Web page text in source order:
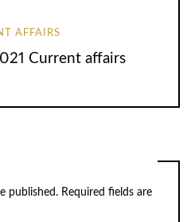
AFFAIRS
Current affairs
published. Required fields are